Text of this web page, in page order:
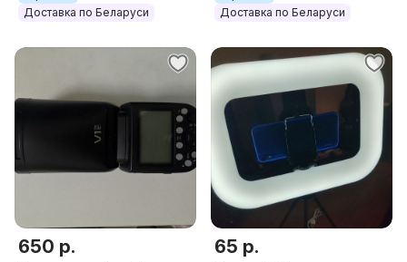
Доставка по Беларуси
Доставка по Беларуси
650 р. 65 р.